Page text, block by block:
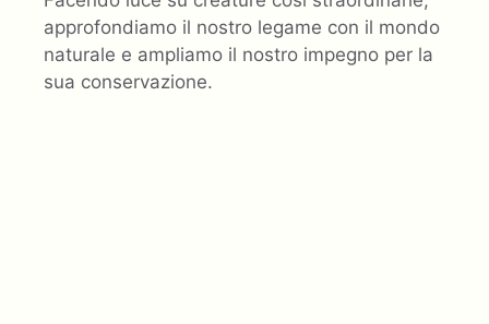
approfondiamo il nostro legame con il mondo
naturale e ampliamo il nostro impegno per la
sua conservazione.